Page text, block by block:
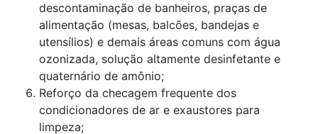
descontaminação de banheiros, praças de
alimentação (mesas, balcões, bandejas e
utensílios) e demais áreas comuns com água
ozonizada, solução altamente desinfetante e
quaternário de amônio;
Reforço da checagem frequente dos
condicionadores de ar e exaustores para
limpeza;